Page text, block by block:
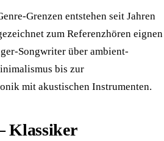
Grenzen entstehen seit Jahren
zum Referenzhören eignen
Songwriter über ambient-
bis zur
mit akustischen Instrumenten.
Klassiker